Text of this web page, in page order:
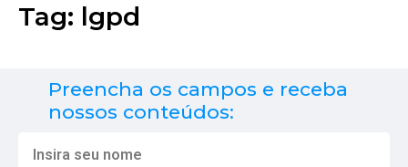
Tag: lgpd
Preencha os campos e receba
nossos conteúdos: